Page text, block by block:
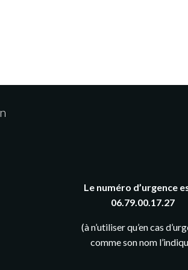
Le numéro d’urgence
06.79.00.17.27
(à n’utiliser qu’en cas
comme son nom